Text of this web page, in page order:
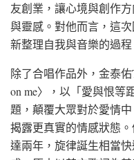
友創業，讓心境與創作
與靈感。對他而言，這
新整理自我與音樂的過程
除了合唱作品外，金泰
on me〉，以「愛與恨等
題，顛覆大眾對於愛情
揭露更真實的情感狀態
達兩年，旋律誕生相當